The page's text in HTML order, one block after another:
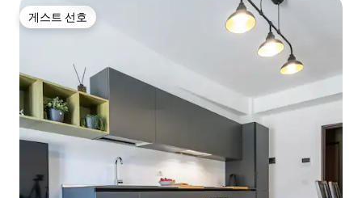
게스트 선호
게스트 선호